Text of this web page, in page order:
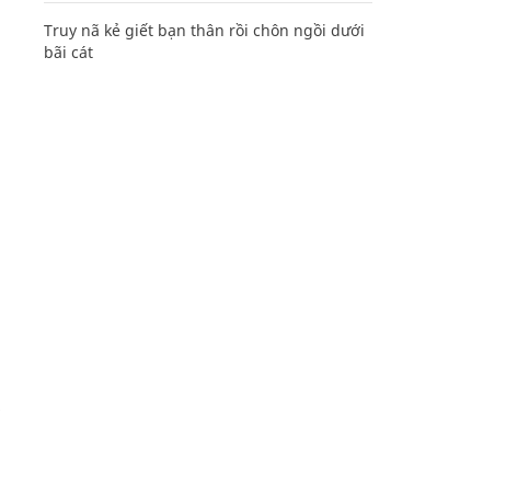
Truy nã kẻ giết bạn thân rồi chôn ngồi dưới
bãi cát